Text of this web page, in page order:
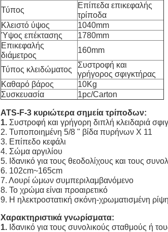
Τύπος
Επίπεδα επικεφαλής
τρίποδα
Κλειστό ύψος
1040mm
Ύψος επέκτασης
1780mm
Επικεφαλής
διάμετρος
160mm
Τύπος κλειδώματος
Συστροφή και
γρήγορος σφιγκτήρας
Καθαρό βάρος
10Kg
Συσκευασία
1pc/Carton
ATS-F-3 κυριώτερα σημεία τρίποδων:
1. Συστροφή και γρήγορη διπλή κλειδαριά
2. Τυποποιημένη 5/8 " βίδα πυρήνων Χ 11
3. Επίπεδο κεφάλι
4. Σώμα αργιλίου
5. Ιδανικό για τους θεοδολίχους και τους
6. 102cm~165cm
7. Λουρί ώμων συμπεριλαμβανόμενο
8. Το χρώμα είναι προαιρετικό
9. Η ηλεκτροστατική σκόνη-χρωματισμένη ρίψη
Χαρακτηριστικά γνωρίσματα:
1. Ιδανικό για τους συνολικούς σταθμούς ή